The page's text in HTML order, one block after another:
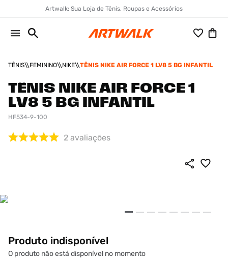
Artwalk: Sua Loja de Tênis, Roupas e Acessórios
TÊNIS FEMININO NIKE TÊNIS NIKE AIR FORCE 1 LV8 5 BG INFANTIL
TÊNIS NIKE AIR FORCE 1
LV8 5 BG INFANTIL
HF534-9-100
2 avaliações
Produto indisponível
O produto não está disponível no momento